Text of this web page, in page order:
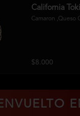
California
Camaron ,Queso
$8.000